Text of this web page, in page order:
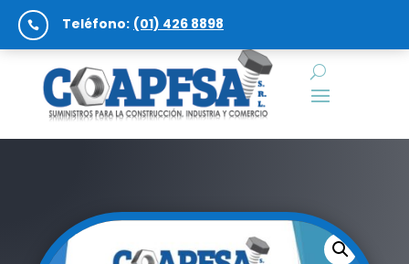
 Teléfono: (01) 426 8898